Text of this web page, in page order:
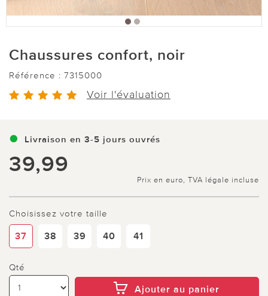
Chaussures confort, noir
Référence : 7315000
Voir l'évaluation
Livraison en 3-5 jours ouvrés
39,99
Prix en euro, TVA légale incluse
Choisissez votre taille
37 38 39 40 41
Qté
Ajouter au panier